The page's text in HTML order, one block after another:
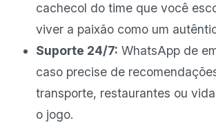
cachecol do time que você
viver a paixão como um
Suporte 24/7: WhatsApp de
caso precise de
transporte, restaurantes ou
o jogo.